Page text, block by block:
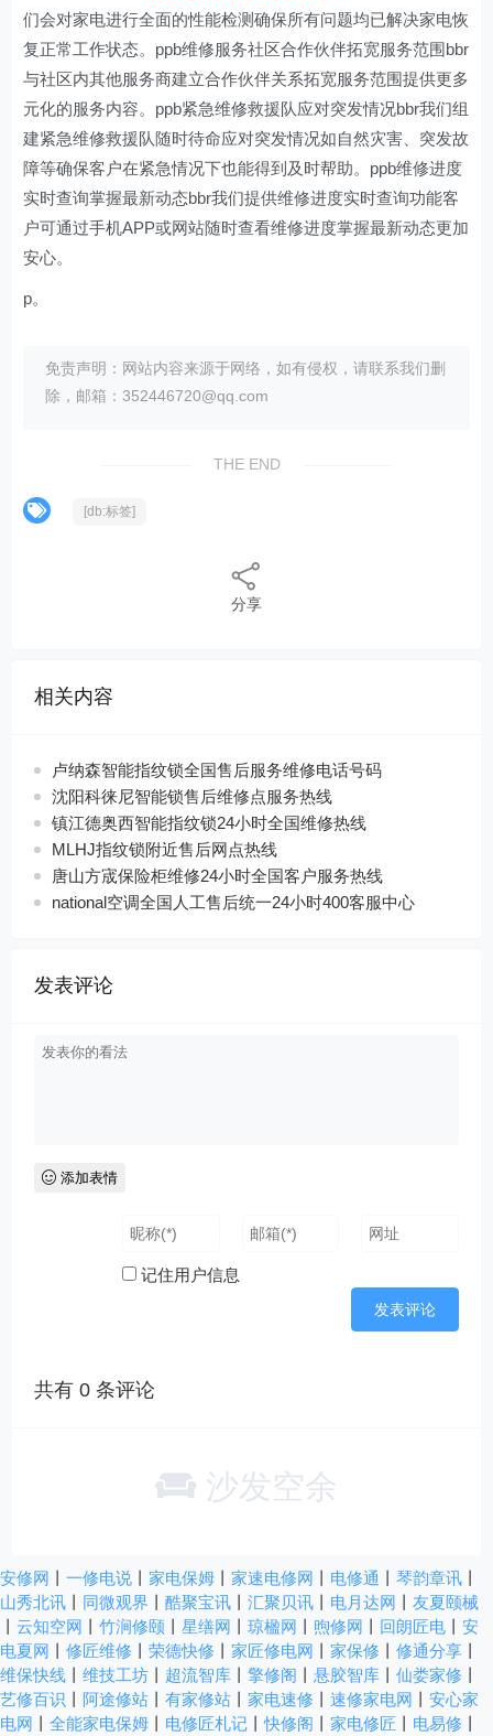
们会对家电进行全面的性能检测确保所有问题均已解决家电恢
复正常工作状态。ppb维修服务社区合作伙伴拓宽服务范围bbr
与社区内其他服务商建立合作伙伴关系拓宽服务范围提供更多
元化的服务内容。ppb紧急维修救援队应对突发情况bbr我们组
建紧急维修救援队随时待命应对突发情况如自然灾害、突发故
障等确保客户在紧急情况下也能得到及时帮助。ppb维修进度
实时查询掌握最新动态bbr我们提供维修进度实时查询功能客
户可通过手机APP或网站随时查看维修进度掌握最新动态更加
安心。
p。
免责声明：网站内容来源于网络，如有侵权，请联系我们删
除，邮箱：352446720@qq.com
THE END
[db:标签]
分享
相关内容
卢纳森智能指纹锁全国售后服务维修电话号码
沈阳科徕尼智能锁售后维修点服务热线
镇江德奥西智能指纹锁24小时全国维修热线
MLHJ指纹锁附近售后网点热线
唐山方宬保险柜维修24小时全国客户服务热线
national空调全国人工售后统一24小时400客服中心
发表评论
添加表情
记住用户信息
共有0 条评论
沙发空余
安修网 一修电说 家电保姆 家速电修网 电修通 琴韵章讯
山秀北讯
同微观界 酷聚宝讯 汇聚贝讯 电月达网
友夏颐械
云知空网 竹涧修颐 星缮网 琼楹网 煦修网 回朗匠电
安
电夏网
修匠维修 荣德快修 家匠修电网 家保修 修通分享
维保快线
维技工坊 超流智库 擎修阁 悬胶智库 仙娄家修
艺修百识
阿途修站 有家修站 家电速修 速修家电网
安心家
电网
全能家电保姆 电修匠札记 丨快修阁 家电修匠 电易修